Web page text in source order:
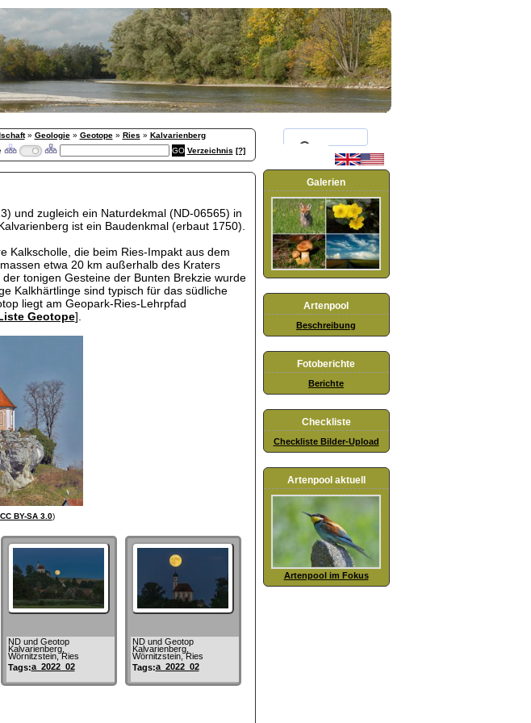
» Geologie» Geotope» Ries » Kalvarienberg
Verzeichnis [?]
und zugleich ein Naturdekmal (ND-06565) in
ist ein Baudenkmal (erbaut 1750).
Kalkscholle, die beim Ries-Impakt aus dem
etwa 20 km außerhalb des Kraters
tonigen Gesteine der Bunten Brekzie wurde
Kalkhärtlinge sind typisch für das südliche
liegt am Geopark-Ries-Lehrpfad
Geotope].
CC BY-SA 3.0)
ND und Geotop
Kalvarienberg,
Wörnitzstein, Ries
Tags:a_2022_02
ND und Geotop
Kalvarienberg,
Wörnitzstein, Ries
Tags:a_2022_02
Galerien
Artenpool
Beschreibung
Fotoberichte
Berichte
Checkliste
Checkliste Bilder-Upload
Artenpool aktuell
Artenpool im Fokus